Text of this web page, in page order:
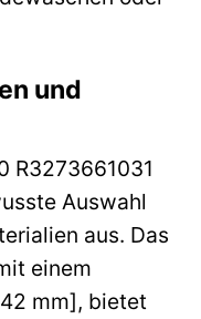
und
R3273661031
Auswahl
aus. Das
einem
mm], bietet